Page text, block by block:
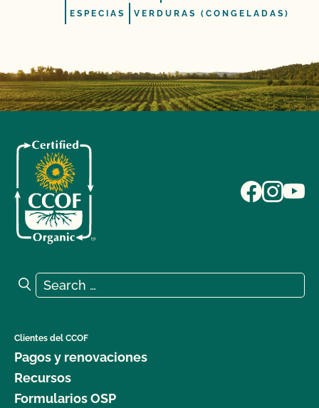
ESPECIAS VERDURAS (CONGELADAS)
Search for:
Search
Clientes del CCOF
Pagos y renovaciones
Recursos
Formularios OSP